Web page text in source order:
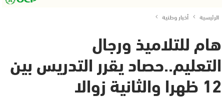
الرئيسية أخبار وطنية
هام للتلاميذ ورجال
التعليم..حصاد يقرر التدريس بين
12 ظهرا والثانية زوالا